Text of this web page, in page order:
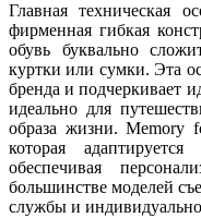
Главная техническая
фирменная гибкая
обувь буквально
куртки или сумки. Эта
бренда и подчеркивает
идеально для
образа жизни. Memory
которая
обеспечивая
большинстве моделей
службы и